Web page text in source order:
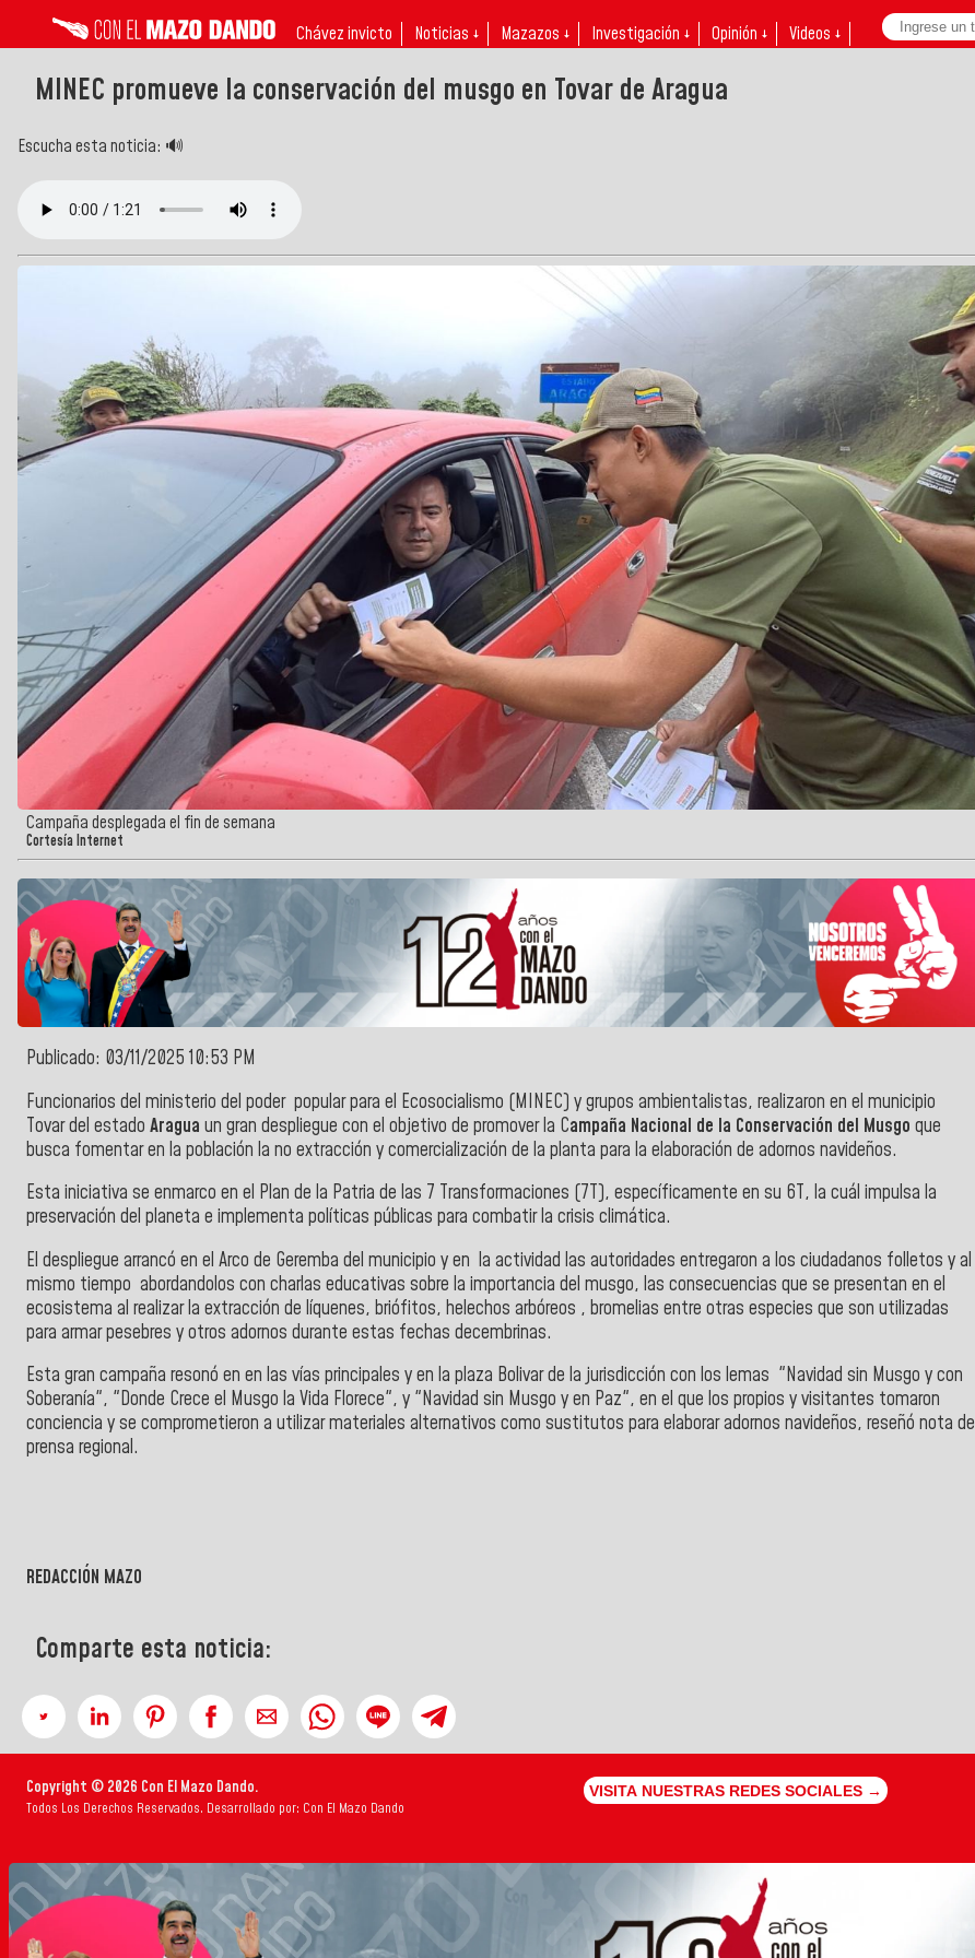
Chávez invicto Noticias ↓ Mazazos ↓ Investigación ↓ Opinión ↓ Videos ↓
MINEC promueve la conservación del musgo en Tovar de Aragua
Escucha esta noticia: 🔊
Campaña desplegada el fin de semana
Cortesía Internet
Publicado: 03/11/2025 10:53 PM
Funcionarios del ministerio del poder popular para el Ecosocialismo (MINEC) y grupos ambientalistas, realizaron en el municipio
Tovar del estado Aragua un gran despliegue con el objetivo de promover la Campaña Nacional de la Conservación del Musgo que
busca fomentar en la población la no extracción y comercialización de la planta para la elaboración de adornos navideños.
Esta iniciativa se enmarco en el Plan de la Patria de las 7 Transformaciones (7T), específicamente en su 6T, la cuál impulsa la
preservación del planeta e implementa políticas públicas para combatir la crisis climática.
El despliegue arrancó en el Arco de Geremba del municipio y en la actividad las autoridades entregaron a los ciudadanos folletos y al
mismo tiempo abordandolos con charlas educativas sobre la importancia del musgo, las consecuencias que se presentan en el
ecosistema al realizar la extracción de líquenes, briófitos, helechos arbóreos , bromelias entre otras especies que son utilizadas
para armar pesebres y otros adornos durante estas fechas decembrinas.
Esta gran campaña resonó en en las vías principales y en la plaza Bolivar de la jurisdicción con los lemas "Navidad sin Musgo y con
Soberanía", "Donde Crece el Musgo la Vida Florece", y "Navidad sin Musgo y en Paz", en el que los propios y visitantes tomaron
conciencia y se comprometieron a utilizar materiales alternativos como sustitutos para elaborar adornos navideños, reseñó nota de
prensa regional.
REDACCIÓN MAZO
Comparte esta noticia:
Copyright © 2026 Con El Mazo Dando.
Todos Los Derechos Reservados. Desarrollado por: Con El Mazo Dando
VISITA NUESTRAS REDES SOCIALES →